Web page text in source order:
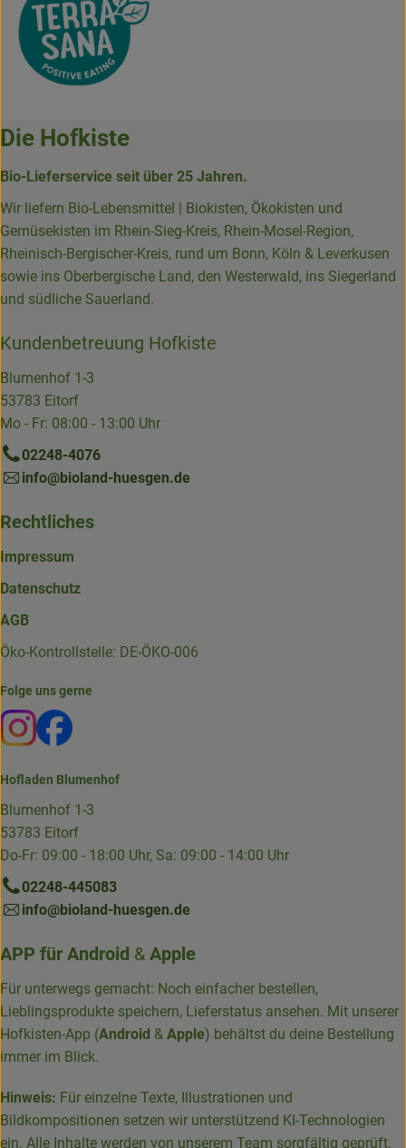
Die Hofkiste
Bio-Lieferservice seit über 25 Jahren.
Wir liefern Bio-Lebensmittel | Biokisten, Ökokisten und
Gemüsekisten im Rhein-Sieg-Kreis, Rhein-Mosel-Region,
Rheinisch-Bergischer-Kreis, rund um Bonn, Köln & Leverkusen
sowie ins Oberbergische Land, den Westerwald, ins Siegerland
und südliche Sauerland.
Kundenbetreuung Hofkiste
Blumenhof 1-3
53783 Eitorf
Mo - Fr: 08:00 - 13:00 Uhr
02248-4076
info@bioland-huesgen.de
Rechtliches
Impressum
Datenschutz
AGB
Öko-Kontrollstelle: DE-ÖKO-006
Folge uns gerne
Externer Link zu https://www.instagram.com/die.hofkiste/
Externer Link zu https://www.facebook.com/p/Die-
Hofladen Blumenhof
Blumenhof 1-3
53783 Eitorf
Do-Fr: 09:00 - 18:00 Uhr, Sa: 09:00 - 14:00 Uhr
02248-445083
info@bioland-huesgen.de
APP für Android & Apple
Für unterwegs gemacht: Noch einfacher bestellen,
Lieblingsprodukte speichern, Lieferstatus ansehen. Mit unserer
Hofkisten-App (Android & Apple) behältst du deine Bestellung
immer im Blick.
Hinweis: Für einzelne Texte, Illustrationen und
Bildkompositionen setzen wir unterstützend KI-Technologien
ein. Alle Inhalte werden von unserem Team sorgfältig geprüft,